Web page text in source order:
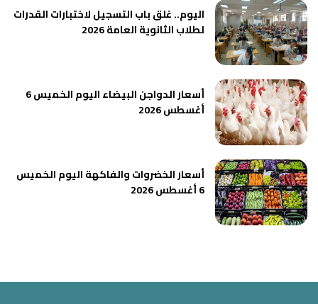
اليوم.. غلق باب التسجيل لاختبارات القدرات
لطلاب الثانوية العامة 2026
أسعار الدواجن البيضاء اليوم الخميس 6
أغسطس 2026
أسعار الخضروات والفاكهة اليوم الخميس
6 أغسطس 2026